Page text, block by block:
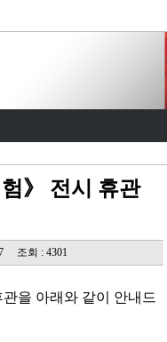
》 전시 휴관
조회 : 4301
을 아래와 같이 안내드